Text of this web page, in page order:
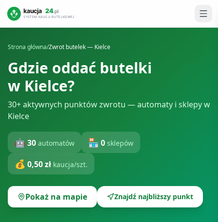
Strona główna/Zwrot butelek — Kielce
Gdzie oddać butelki
w Kielce?
30+ aktywnych punktów zwrotu — automaty i sklepy w
Kielce
🤖 30 automatów 🏪 0 sklepów
💰 0,50 zł kaucja/szt.
Pokaż na mapie Znajdź najbliższy punkt